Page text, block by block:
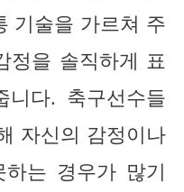
기술을 가르쳐 주
정을 솔직하게 표
다. 축구선수들
자신의 감정이나
는 경우가 많기